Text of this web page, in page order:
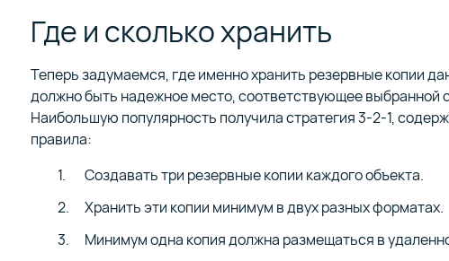
Где и сколько хранить
Теперь задумаемся, где именно хранить резервные копии
должно быть надежное место, соответствующее выбранной
Наибольшую популярность получила стратегия 3-2-1,
правила:
Создавать три резервные копии каждого объекта.
Хранить эти копии минимум в двух разных форматах.
Минимум одна копия должна размещаться в